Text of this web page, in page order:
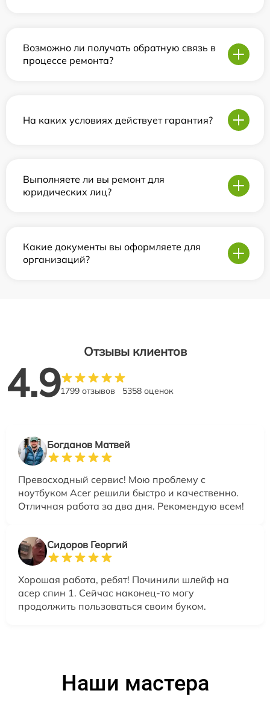
Возможно ли получать обратную связь в
процессе ремонта?
На каких условиях действует гарантия?
Выполняете ли вы ремонт для
юридических лиц?
Какие документы вы оформляете для
организаций?
Отзывы клиентов
4.91799 отзывов 5358 оценок
Богданов Матвей
Превосходный сервис! Мою проблему с
ноутбуком Acer решили быстро и качественно.
Отличная работа за два дня. Рекомендую всем!
Сидоров Георгий
Хорошая работа, ребят! Починили шлейф на
асер спин 1. Сейчас наконец-то могу
продолжить пользоваться своим буком.
Наши мастера